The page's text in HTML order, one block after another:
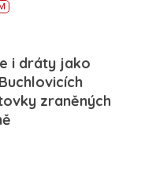
i dráty jako
zraněných